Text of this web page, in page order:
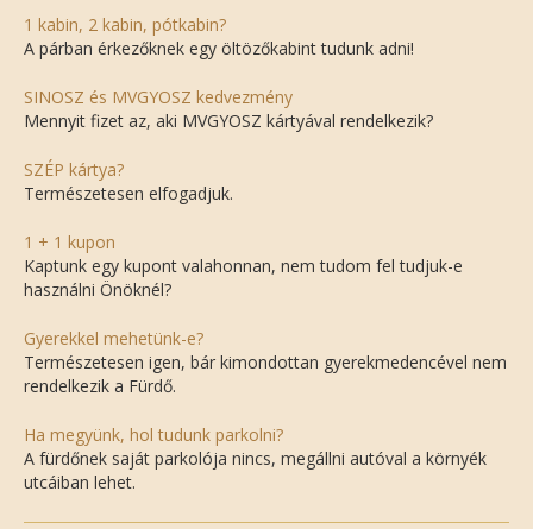
1 kabin, 2 kabin, pótkabin?
A párban érkezőknek egy öltözőkabint tudunk adni!
SINOSZ és MVGYOSZ kedvezmény
Mennyit fizet az, aki MVGYOSZ kártyával rendelkezik?
SZÉP kártya?
Természetesen elfogadjuk.
1 + 1 kupon
Kaptunk egy kupont valahonnan, nem tudom fel tudjuk-e
használni Önöknél?
Gyerekkel mehetünk-e?
Természetesen igen, bár kimondottan gyerekmedencével nem
rendelkezik a Fürdő.
Ha megyünk, hol tudunk parkolni?
A fürdőnek saját parkolója nincs, megállni autóval a környék
utcáiban lehet.